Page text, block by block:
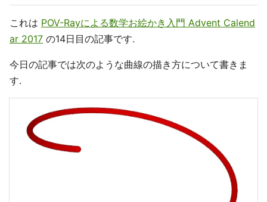
これは POV-Rayによる数学お絵かき入門 Advent Calend
ar 2017 の14日目の記事です.
今日の記事では次のような曲線の描き方について書きま
す.